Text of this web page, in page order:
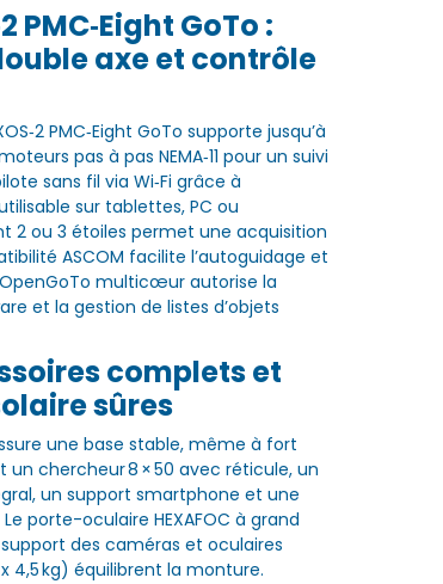
PMC‑Eight GoTo :
axe et contrôle
PMC‑Eight GoTo supporte jusqu’à
pas à pas NEMA‑11 pour un suivi
sans fil via Wi‑Fi grâce à
sur tablettes, PC ou
2 ou 3 étoiles permet une acquisition
ASCOM facilite l’autoguidage et
OpenGoTo multicœur autorise la
et la gestion de listes d’objets
complets et
sûres
une base stable, même à fort
un chercheur 8 × 50 avec réticule, un
un support smartphone et une
porte-oculaire HEXAFOC à grand
des caméras et oculaires
4,5 kg) équilibrent la monture.